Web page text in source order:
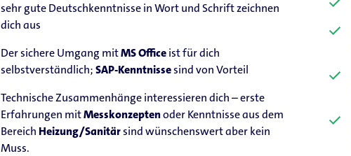
sehr gute Deutschkenntnisse in Wort und Schrift zeichnen
dich aus
Der sichere Umgang mitMS Officeist für dich
selbstverständlich;SAP-Kenntnissesind von Vorteil
Technische Zusammenhänge interessieren dich – erste
Erfahrungen mitMesskonzeptenoder Kenntnisse aus dem
Bereich Heizung/Sanitärsind wünschenswert aber kein
Muss.